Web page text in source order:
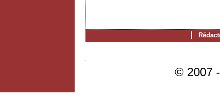
© 2007